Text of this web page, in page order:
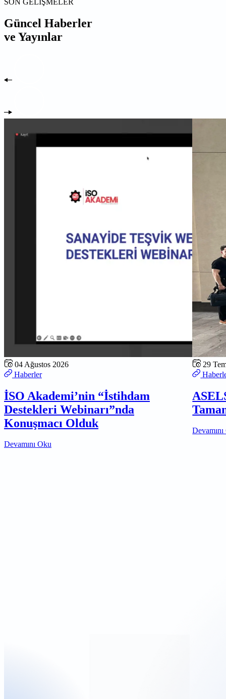
Güncel Haberler
ve Yayınlar
04 Ağustos 2026
Haberler
İSO Akademi’nin “İstihdam
Destekleri Webinarı”nda
Konuşmacı Olduk
Devamını Oku
29